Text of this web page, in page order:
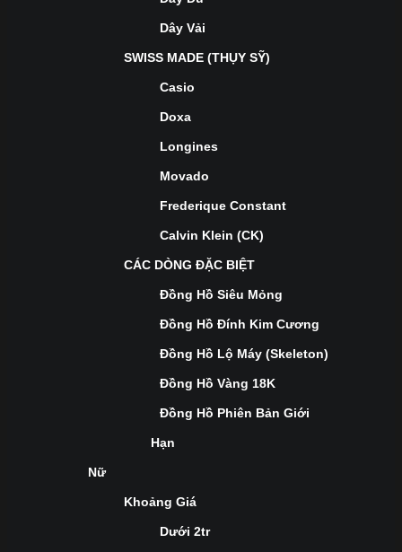
Dây Vải
SWISS MADE (THỤY SỸ)
Casio
Doxa
Longines
Movado
Frederique Constant
Calvin Klein (CK)
CÁC DÒNG ĐẶC BIỆT
Đồng Hồ Siêu Mỏng
Đồng Hồ Đính Kim Cương
Đồng Hồ Lộ Máy (Skeleton)
Đồng Hồ Vàng 18K
Đồng Hồ Phiên Bản Giới
Hạn
Nữ
Khoảng Giá
Dưới 2tr